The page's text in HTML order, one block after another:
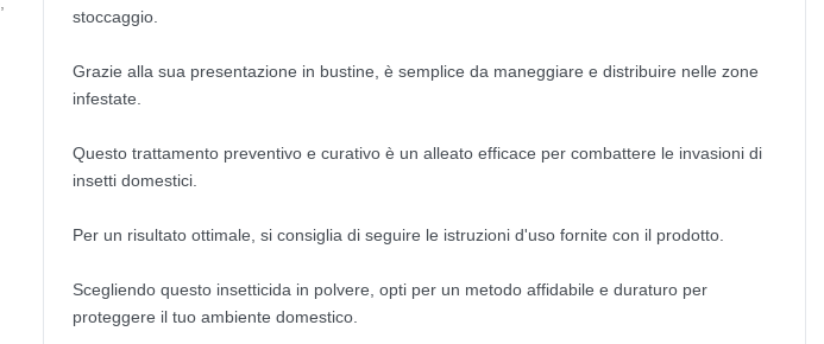
stoccaggio.
Grazie alla sua presentazione in bustine, è semplice da maneggiare e distribuire nelle zone
infestate.
Questo trattamento preventivo e curativo è un alleato efficace per combattere le invasioni di
insetti domestici.
Per un risultato ottimale, si consiglia di seguire le istruzioni d'uso fornite con il prodotto.
Scegliendo questo insetticida in polvere, opti per un metodo affidabile e duraturo per
proteggere il tuo ambiente domestico.